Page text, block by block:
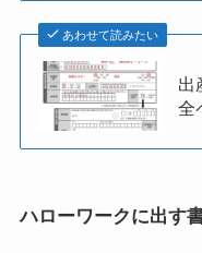
あわせて読みたい
出
全
ハローワークに出す